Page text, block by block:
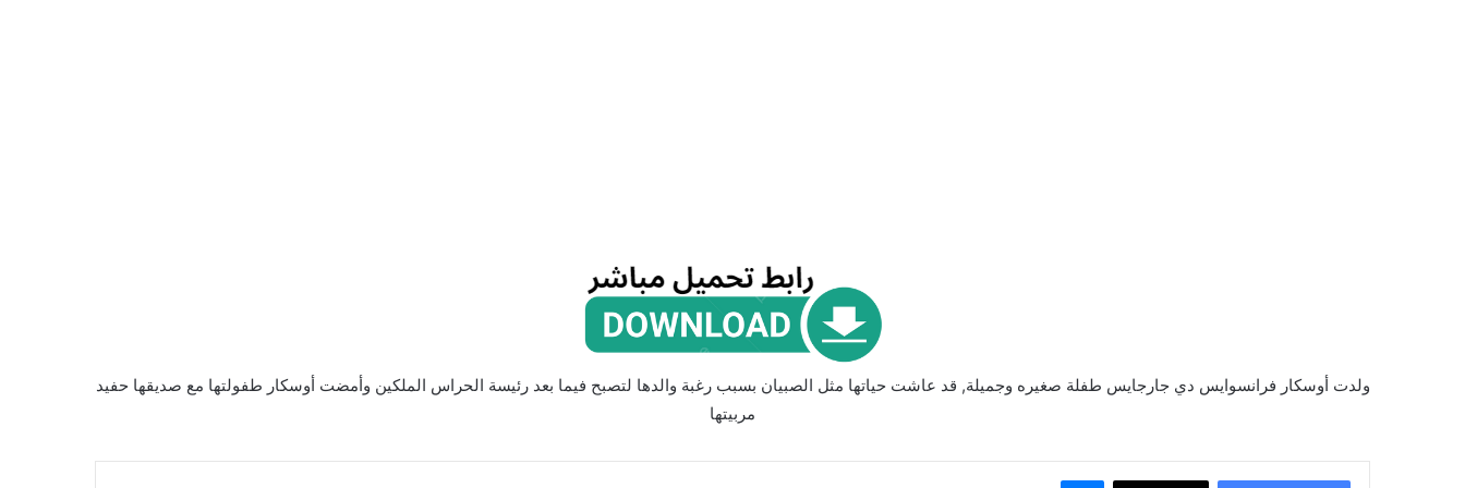
ولدت أوسكار فرانسوايس دي جارجايس طفلة صغيره وجميلة, قد عاشت حياتها مثل الصبيان بسبب رغبة والدها لتصبح فيما بعد رئيسة الحراس الملكين وأمضت أوسكار طفولتها مع صديقها حفيد
مربيتها
ماسنجر